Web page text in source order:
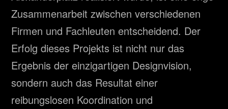
Zusammenarbeit zwischen verschiedenen
Firmen und Fachleuten entscheidend. Der
Erfolg dieses Projekts ist nicht nur das
Ergebnis der einzigartigen Designvision,
sondern auch das Resultat einer
reibungslosen Koordination und